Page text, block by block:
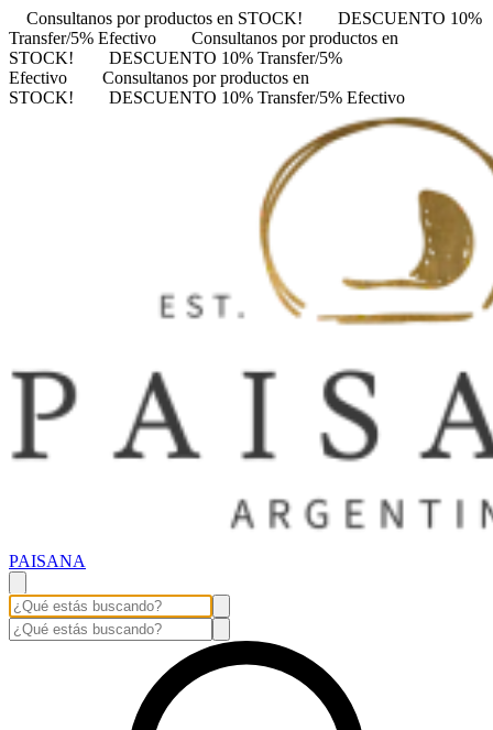
Consultanos por productos en STOCK!
DESCUENTO 10%
Transfer/5% Efectivo
Consultanos por productos en
STOCK!
DESCUENTO 10% Transfer/5%
Efectivo
Consultanos por productos en
STOCK!
DESCUENTO 10% Transfer/5% Efectivo
PAISANA